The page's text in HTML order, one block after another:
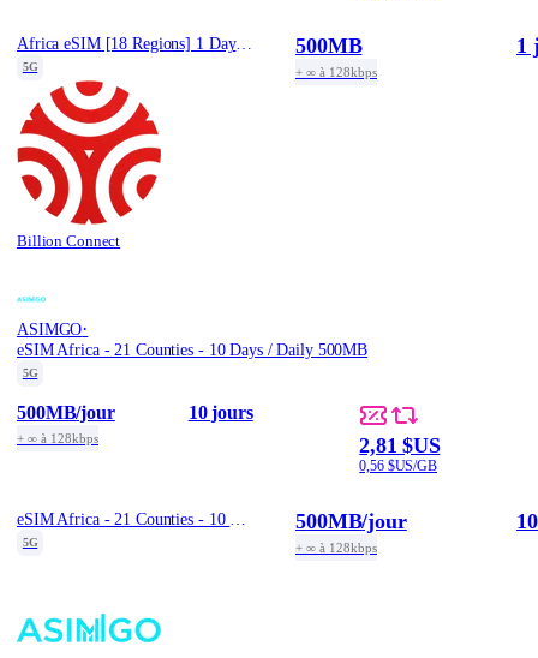
Africa eSIM [18 Regions] 1 Day 500MB/Day
5G
Billion Connect
500MB
+ ∞ à 128kbps
1
ASIMGO·
eSIM Africa - 21 Counties - 10 Days / Daily 500MB
5G
500MB/jour
+ ∞ à 128kbps
10 jours
2,81 $US
0,56 $US/GB
5G
500MB/jour
+ ∞ à 128kbps